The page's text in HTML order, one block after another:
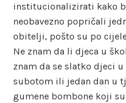
institucionalizirati kako
neobavezno popričali
obitelji, pošto su po
Ne znam da li djeca u
znam da se slatko djeci
subotom ili jedan dan u
gumene bombone koji